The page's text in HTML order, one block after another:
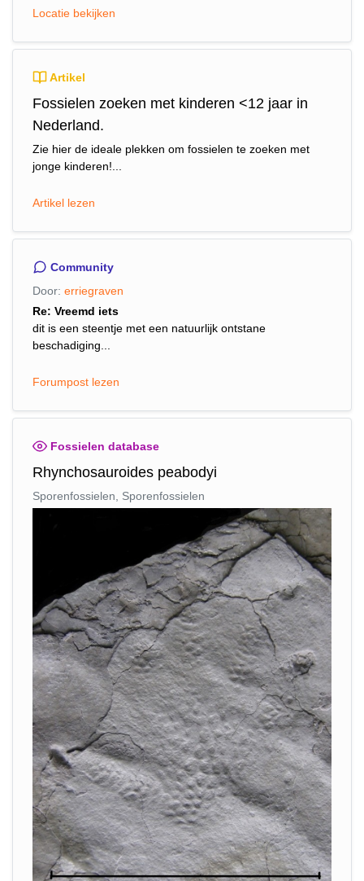
Locatie bekijken
Artikel
Fossielen zoeken met kinderen <12 jaar in
Nederland.
Zie hier de ideale plekken om fossielen te zoeken met
jonge kinderen!...
Artikel lezen
Community
Door: erriegraven
Re: Vreemd iets
dit is een steentje met een natuurlijk ontstane
beschadiging...
Forumpost lezen
Fossielen database
Rhynchosauroides peabodyi
Sporenfossielen, Sporenfossielen